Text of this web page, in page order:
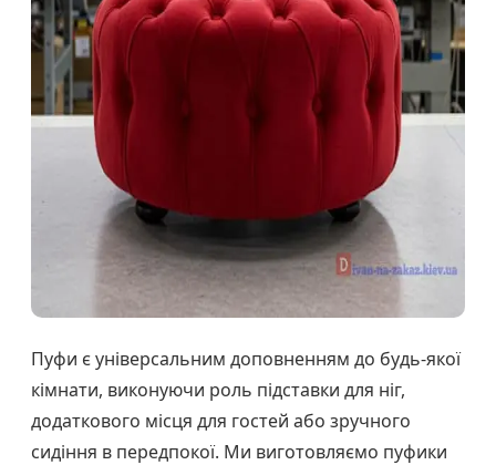
Пуфи є універсальним доповненням до будь-якої
кімнати, виконуючи роль підставки для ніг,
додаткового місця для гостей або зручного
сидіння в передпокої. Ми виготовляємо пуфики